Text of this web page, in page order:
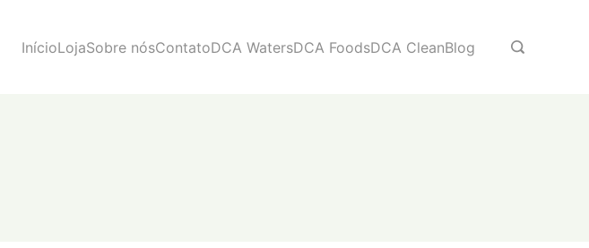
InícioLojaSobre nósContatoDCA WatersDCA FoodsDCA CleanBlog